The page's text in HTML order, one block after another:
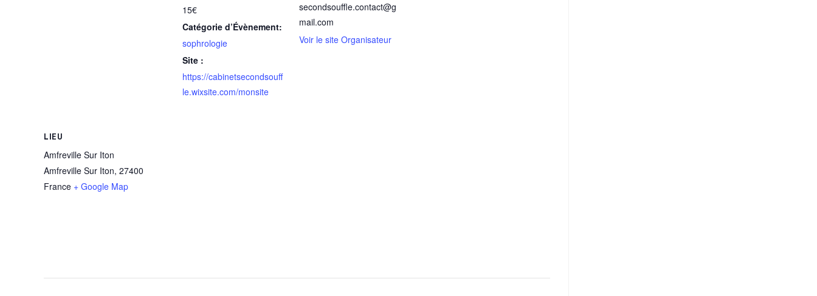
15€
Catégorie d’Évènement:
sophrologie
Site :
https://cabinetsecondsouff
le.wixsite.com/monsite
secondsouffle.contact@g
mail.com
Voir le site Organisateur
LIEU
Amfreville Sur Iton
Amfreville Sur Iton, 27400
France + Google Map